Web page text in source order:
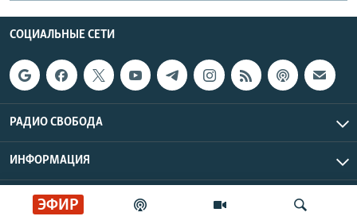
Все сайты РСЕ/РС
ЭФИР
СОЦИАЛЬНЫЕ СЕТИ
РАДИО СВОБОДА
ИНФОРМАЦИЯ
Радио Свобода © 2026 RFE/RL, Inc. | Все права защищены.